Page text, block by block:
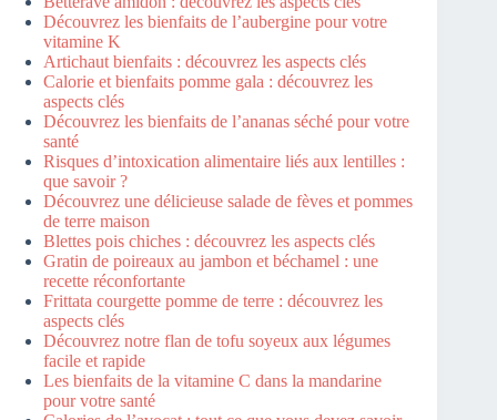
Découvrez les bienfaits de l’aubergine pour votre
vitamine K
Artichaut bienfaits : découvrez les aspects clés
Calorie et bienfaits pomme gala : découvrez les
aspects clés
Découvrez les bienfaits de l’ananas séché pour votre
santé
Risques d’intoxication alimentaire liés aux lentilles :
que savoir ?
Découvrez une délicieuse salade de fèves et pommes
de terre maison
Blettes pois chiches : découvrez les aspects clés
Gratin de poireaux au jambon et béchamel : une
recette réconfortante
Frittata courgette pomme de terre : découvrez les
aspects clés
Découvrez notre flan de tofu soyeux aux légumes
facile et rapide
Les bienfaits de la vitamine C dans la mandarine
pour votre santé